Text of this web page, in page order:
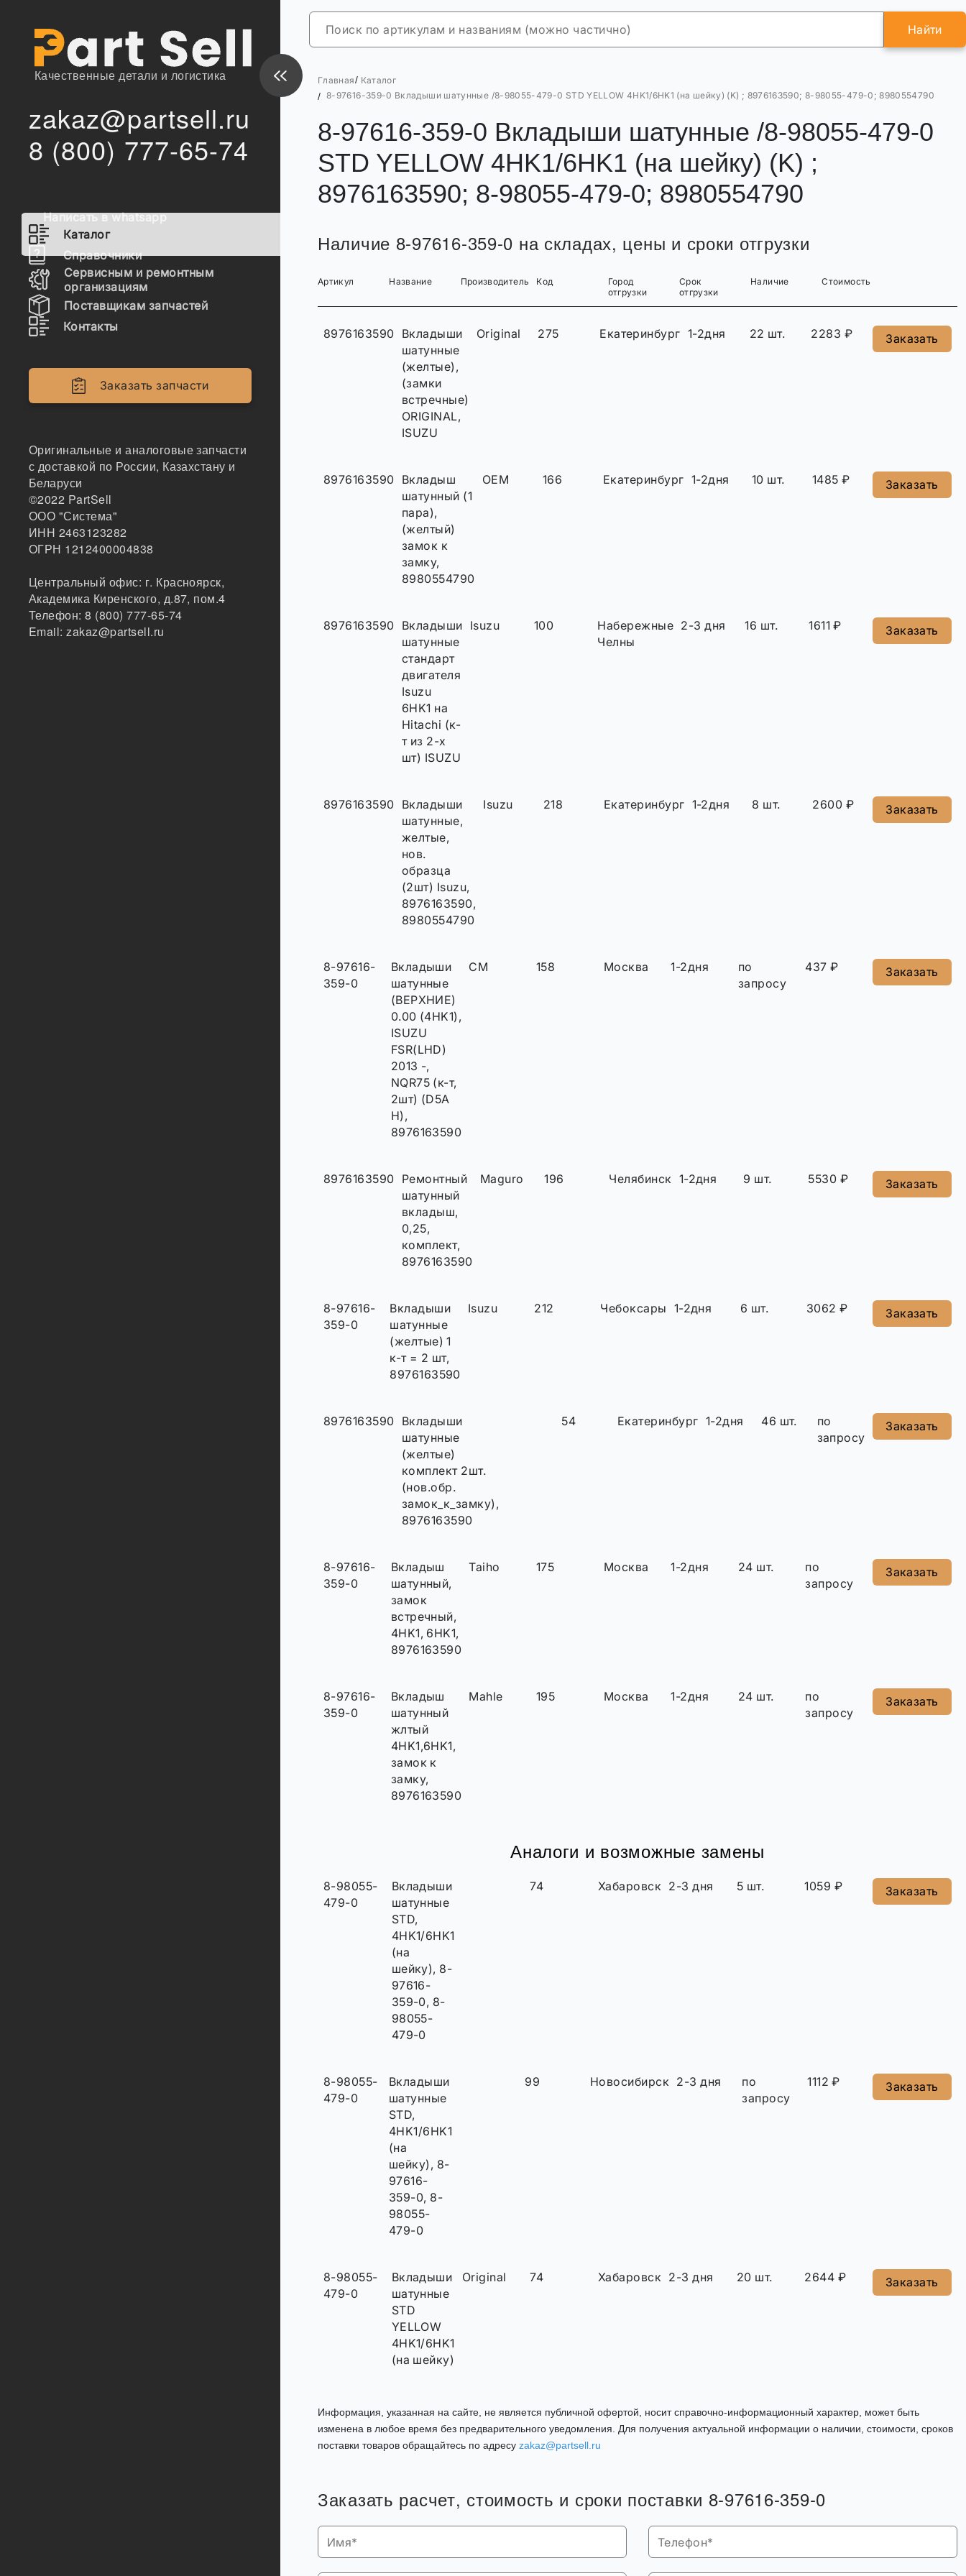
Качественные детали и логистика
zakaz@partsell.ru
8 (800) 777-65-74
Написать в whatsapp
Каталог
Справочники
Сервисным и ремонтным
организациям
Поставщикам запчастей
Контакты
Заказать запчасти
Оригинальные и аналоговые запчасти
с доставкой по России, Казахстану и
Беларуси
©2022 PartSell
ООО "Система"
ИНН 2463123282
ОГРН 1212400004838
Центральный офис: г. Красноярск,
Академика Киренского, д.87, пом.4
Телефон:8 (800) 777-65-74
Email:zakaz@partsell.ru
Найти
Главная/ Каталог
/ 8-97616-359-0 Вкладыши шатунные /8-98055-479-0 STD YELLOW 4HK1/6HK1 (на шейку) (K) ; 8976163590; 8-98055-479-0; 8980554790
8-97616-359-0 Вкладыши шатунные /8-98055-479-0
STD YELLOW 4HK1/6HK1 (на шейку) (K) ;
8976163590; 8-98055-479-0; 8980554790
Наличие 8-97616-359-0 на складах, цены и сроки отгрузки
Артикул Название Производитель Код
Город
отгрузки
Срок
отгрузки
Наличие Стоимость
8976163590 Вкладыши
шатунные
(желтые),
(замки
встречные)
ORIGINAL,
ISUZU
Original 275 Екатеринбург 1-2дня 22 шт. 2283 ₽ Заказать
8976163590 Вкладыш
шатунный (1
пара),
(желтый)
замок к
замку,
8980554790
OEM 166 Екатеринбург 1-2дня 10 шт. 1485 ₽ Заказать
8976163590 Вкладыши
шатунные
стандарт
двигателя
Isuzu
6HK1 на
Hitachi (к-
т из 2-х
шт) ISUZU
Isuzu 100
Набережные
Челны
2-3 дня 16 шт. 1611 ₽ Заказать
8976163590 Вкладыши
шатунные,
желтые,
нов.
образца
(2шт) Isuzu,
8976163590,
8980554790
Isuzu 218 Екатеринбург 1-2дня 8 шт. 2600 ₽ Заказать
8-97616-
359-0
Вкладыши
шатунные
(ВЕРХНИЕ)
0.00 (4HK1),
ISUZU
FSR(LHD)
2013 -,
NQR75 (к-т,
2шт) (D5A
H),
8976163590
CM 158 Москва 1-2дня
по
запросу
437 ₽ Заказать
8976163590 Ремонтный
шатунный
вкладыш,
0,25,
комплект,
8976163590
Maguro 196 Челябинск 1-2дня 9 шт. 5530 ₽ Заказать
8-97616-
359-0
Вкладыши
шатунные
(желтые) 1
к-т = 2 шт,
8976163590
Isuzu 212 Чебоксары 1-2дня 6 шт. 3062 ₽ Заказать
8976163590 Вкладыши
шатунные
(желтые)
комплект 2шт.
(нов.обр.
замок_к_замку),
8976163590
54 Екатеринбург 1-2дня 46 шт.
по
запросу
Заказать
8-97616-
359-0
Вкладыш
шатунный,
замок
встречный,
4HK1, 6HK1,
8976163590
Taiho 175 Москва 1-2дня 24 шт.
по
запросу
Заказать
8-97616-
359-0
Вкладыш
шатунный
жлтый
4HK1,6HK1,
замок к
замку,
8976163590
Mahle 195 Москва 1-2дня 24 шт.
по
запросу
Заказать
Аналоги и возможные замены
8-98055-
479-0
Вкладыши
шатунные
STD,
4HK1/6HK1
(на
шейку), 8-
97616-
359-0, 8-
98055-
479-0
74 Хабаровск 2-3 дня 5 шт. 1059 ₽ Заказать
8-98055-
479-0
Вкладыши
шатунные
STD,
4HK1/6HK1
(на
шейку), 8-
97616-
359-0, 8-
98055-
479-0
99 Новосибирск 2-3 дня
по
запросу
1112 ₽ Заказать
8-98055-
479-0
Вкладыши
шатунные
STD
YELLOW
4HK1/6HK1
(на шейку)
Original 74 Хабаровск 2-3 дня 20 шт. 2644 ₽ Заказать
Информация, указанная на сайте, не является публичной офертой, носит справочно-информационный характер, может быть
изменена в любое время без предварительного уведомления. Для получения актуальной информации о наличии, стоимости, сроков
поставки товаров обращайтесь по адресу zakaz@partsell.ru
Заказать расчет, стоимость и сроки поставки 8-97616-359-0